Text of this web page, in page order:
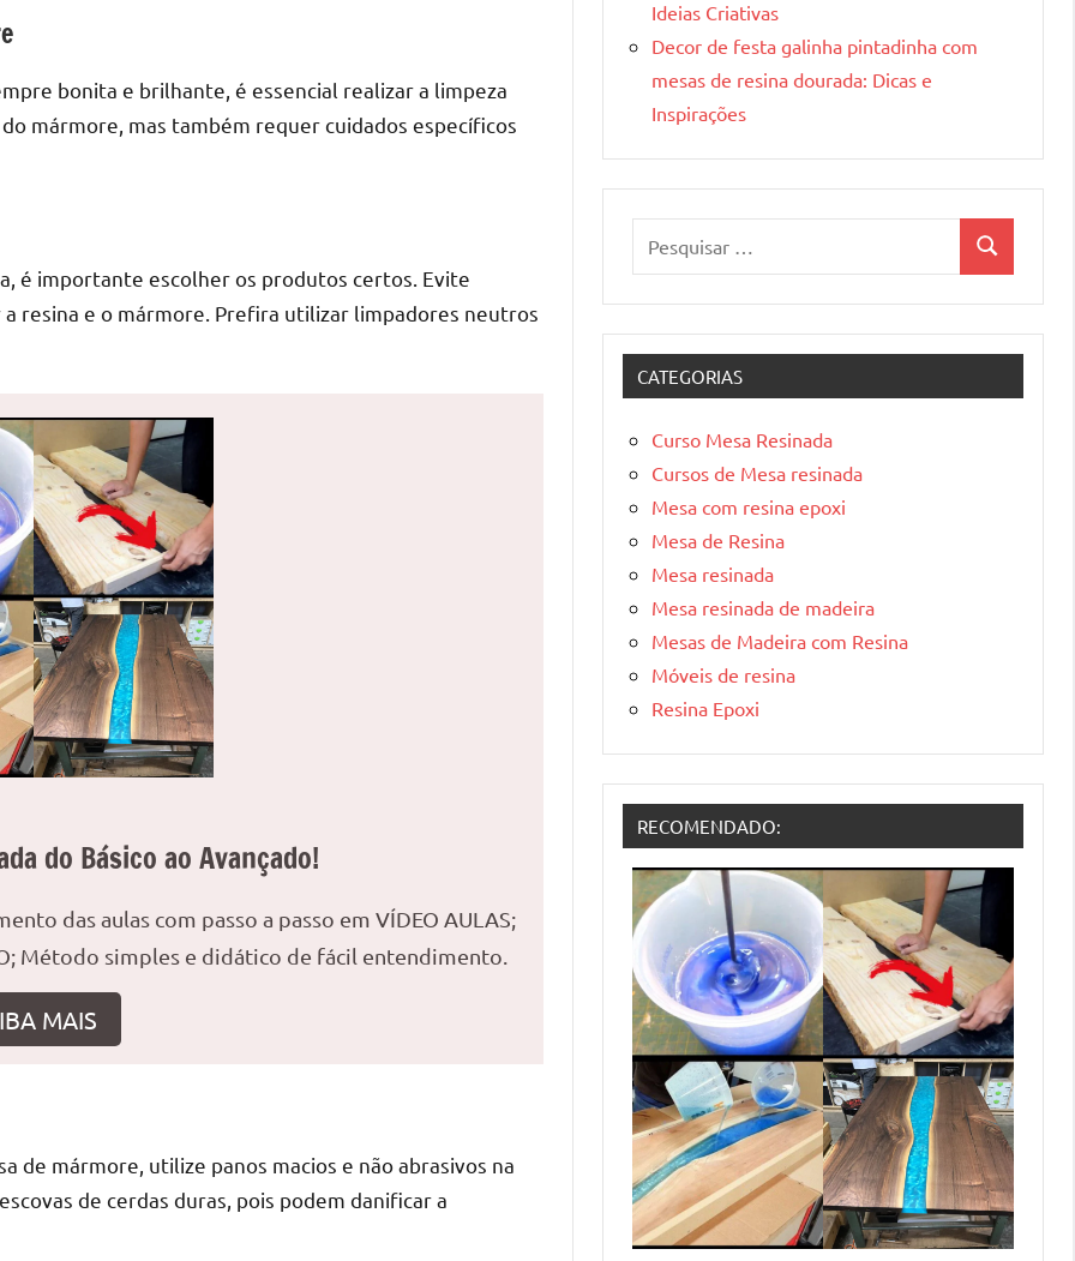
bonita e brilhante, é essencial realizar a limpeza
mármore, mas também requer cuidados específicos
é importante escolher os produtos certos. Evite
resina e o mármore. Prefira utilizar limpadores neutros
do Básico ao Avançado!
das aulas com passo a passo em VÍDEO AULAS;
Método simples e didático de fácil entendimento.
MAIS
de mármore, utilize panos macios e não abrasivos na
de cerdas duras, pois podem danificar a
Ideias Criativas
Decor de festa galinha pintadinha com
mesas de resina dourada: Dicas e
Inspirações
Pesquisa
CATEGORIAS
Curso Mesa Resinada
Cursos de Mesa resinada
Mesa com resina epoxi
Mesa de Resina
Mesa resinada
Mesa resinada de madeira
Mesas de Madeira com Resina
Móveis de resina
Resina Epoxi
RECOMENDADO: